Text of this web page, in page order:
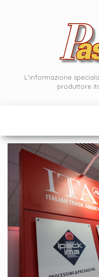
L'informazione
produttore